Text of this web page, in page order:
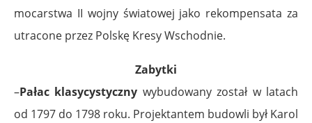
mocarstwa II wojny światowej jako rekompensata za
utracone przez Polskę Kresy Wschodnie.
Zabytki
–Pałac klasycystyczny wybudowany został w latach
od 1797 do 1798 roku. Projektantem budowli był Karol